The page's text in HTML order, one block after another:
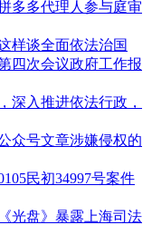
多多代理人参与庭审
样谈全面依法治国
四次会议政府工作报
深入推进依法行政，
众号文章涉嫌侵权的
民初34997号案件
光盘》暴露上海司法